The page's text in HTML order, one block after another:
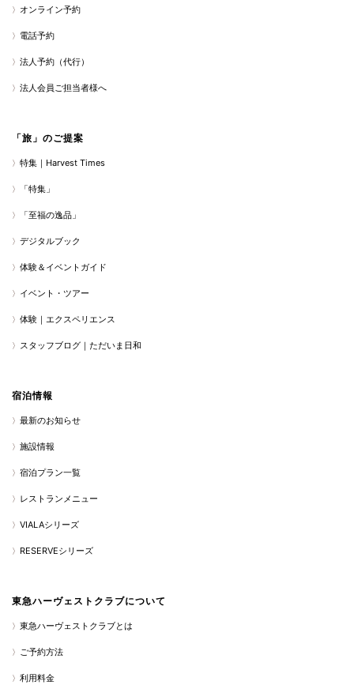
オンライン予約
電話予約
法人予約（代行）
法人会員ご担当者様へ
「旅」のご提案
特集｜Harvest Times
「特集」
「至福の逸品」
デジタルブック
体験＆イベントガイド
イベント・ツアー
体験｜エクスペリエンス
スタッフブログ｜ただいま日和
宿泊情報
最新のお知らせ
施設情報
宿泊プラン一覧
レストランメニュー
VIALAシリーズ
RESERVEシリーズ
東急ハーヴェストクラブについて
東急ハーヴェストクラブとは
ご予約方法
利用料金